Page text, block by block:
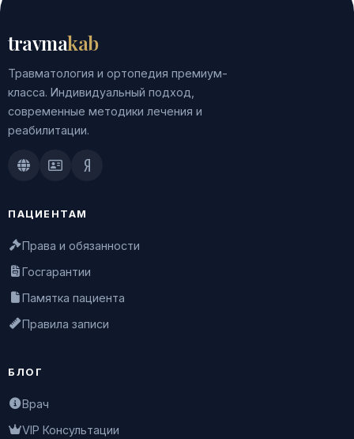
travmakab
Травматология и ортопедия премиум-
класса. Индивидуальный подход,
современные методики лечения и
реабилитации.
Doctu.ruПроДокторов
Яндекс.Здоровье
ПАЦИЕНТАМ
Права и обязанности
Госгарантии
Памятка пациента
Правила записи
БЛОГ
Врач
VIP Консультации